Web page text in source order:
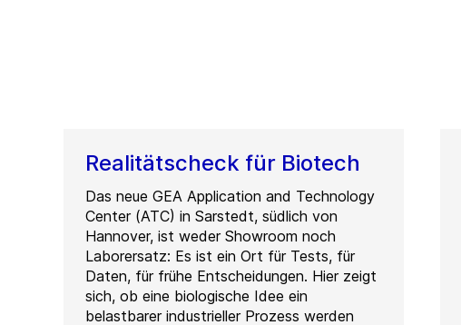
Realitätscheck für Biotech
Das neue GEA Application and Technology
Center (ATC) in Sarstedt, südlich von
Hannover, ist weder Showroom noch
Laborersatz: Es ist ein Ort für Tests, für
Daten, für frühe Entscheidungen. Hier zeigt
sich, ob eine biologische Idee ein
belastbarer industrieller Prozess werden